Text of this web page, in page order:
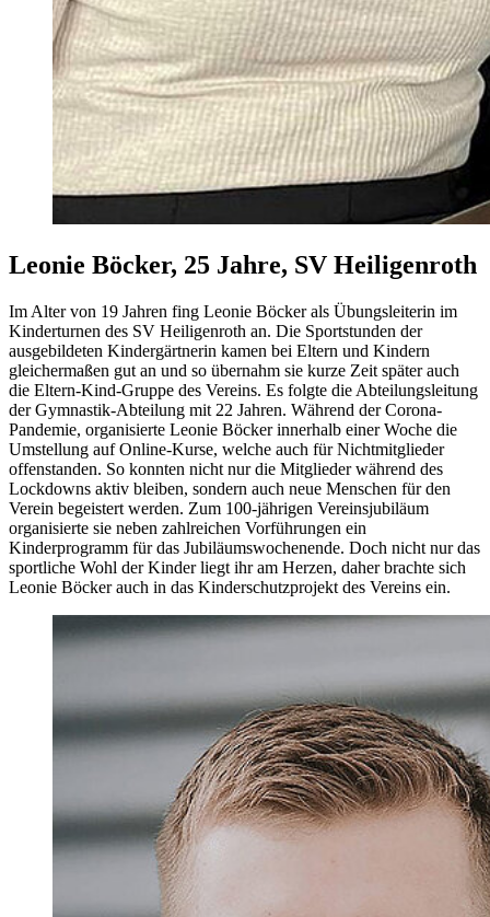
Leonie Böcker, 25 Jahre, SV Heiligenroth
Im Alter von 19 Jahren fing Leonie Böcker als Übungsleiterin im
Kinderturnen des SV Heiligenroth an. Die Sportstunden der
ausgebildeten Kindergärtnerin kamen bei Eltern und Kindern
gleichermaßen gut an und so übernahm sie kurze Zeit später auch
die Eltern-Kind-Gruppe des Vereins. Es folgte die Abteilungsleitung
der Gymnastik-Abteilung mit 22 Jahren. Während der Corona-
Pandemie, organisierte Leonie Böcker innerhalb einer Woche die
Umstellung auf Online-Kurse, welche auch für Nichtmitglieder
offenstanden. So konnten nicht nur die Mitglieder während des
Lockdowns aktiv bleiben, sondern auch neue Menschen für den
Verein begeistert werden. Zum 100-jährigen Vereinsjubiläum
organisierte sie neben zahlreichen Vorführungen ein
Kinderprogramm für das Jubiläumswochenende. Doch nicht nur das
sportliche Wohl der Kinder liegt ihr am Herzen, daher brachte sich
Leonie Böcker auch in das Kinderschutzprojekt des Vereins ein.